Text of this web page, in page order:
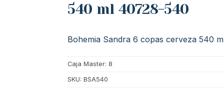
540 ml 40728-540
Bohemia Sandra 6 copas cerveza 540
Caja Master: 8
SKU: BSA540